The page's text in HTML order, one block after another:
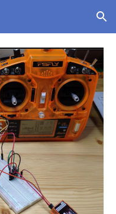
Skip to navigation